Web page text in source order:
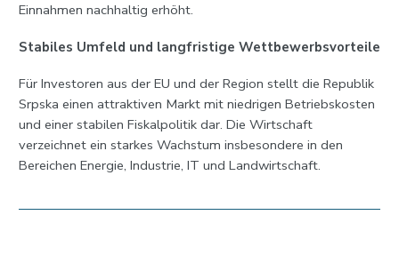
Einnahmen nachhaltig erhöht.
Stabiles Umfeld und langfristige Wettbewerbsvorteile
Für Investoren aus der EU und der Region stellt die Republik
Srpska einen attraktiven Markt mit niedrigen Betriebskosten
und einer stabilen Fiskalpolitik dar. Die Wirtschaft
verzeichnet ein starkes Wachstum insbesondere in den
Bereichen Energie, Industrie, IT und Landwirtschaft.